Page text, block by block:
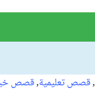
,قصص تعليمية,قصص